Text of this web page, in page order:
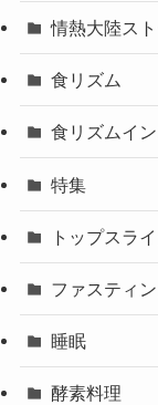
情熱大陸ス
食リズム
食リズムイ
特集
トップスラ
ファスティ
睡眠
酵素料理